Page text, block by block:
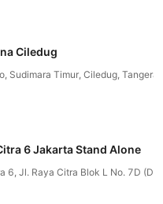
Ciledug
Sudimara Timur, Ciledug,
6 Jakarta Stand Alone
6, Jl. Raya Citra Blok L No. 7D